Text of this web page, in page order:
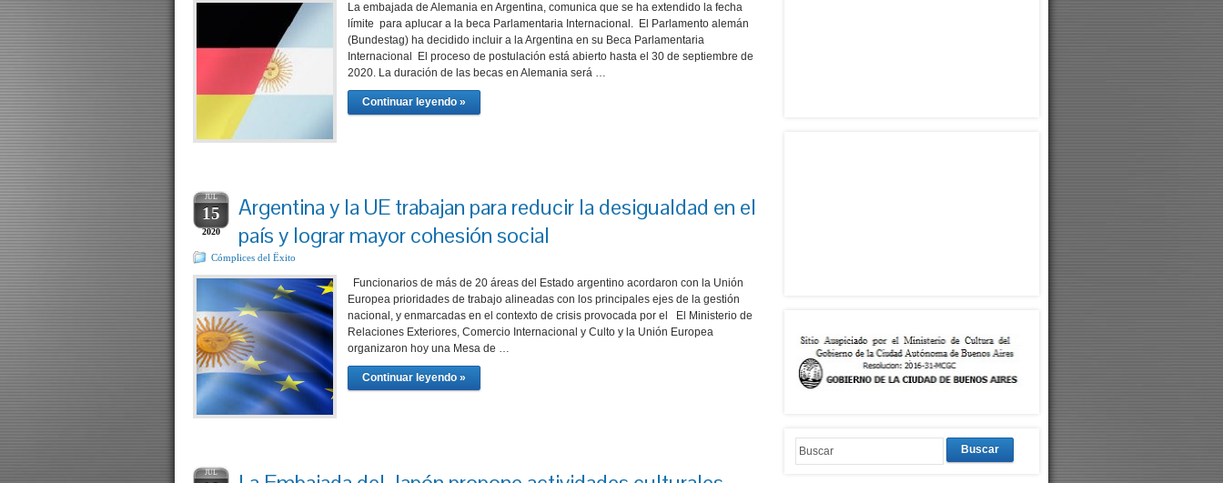
La embajada de Alemania en Argentina, comunica que se ha extendido la fecha
límite para aplucar a la beca Parlamentaria Internacional. El Parlamento alemán
(Bundestag) ha decidido incluir a la Argentina en su Beca Parlamentaria
Internacional El proceso de postulación está abierto hasta el 30 de septiembre de
2020. La duración de las becas en Alemania será …
Continuar leyendo »
JUL
15
2020
Argentina y la UE trabajan para reducir la desigualdad en el
país y lograr mayor cohesión social
Cómplices del Ëxito
Funcionarios de más de 20 áreas del Estado argentino acordaron con la Unión
Europea prioridades de trabajo alineadas con los principales ejes de la gestión
nacional, y enmarcadas en el contexto de crisis provocada por el El Ministerio de
Relaciones Exteriores, Comercio Internacional y Culto y la Unión Europea
organizaron hoy una Mesa de …
Continuar leyendo »
JUL
Buscar